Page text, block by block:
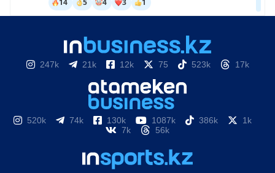
247k 21k 12k 75 523k 17k
520k 74k 130k 1087k 386k
1k
7k
56k